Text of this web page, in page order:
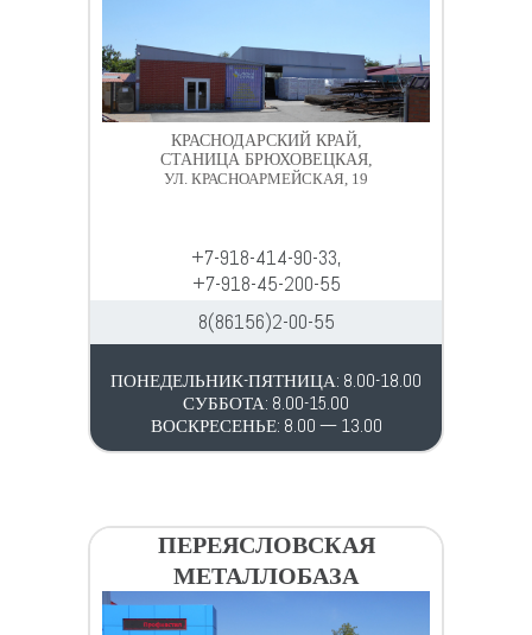
КРАСНОДАРСКИЙ КРАЙ,
СТАНИЦА БРЮХОВЕЦКАЯ,
УЛ. КРАСНОАРМЕЙСКАЯ, 19
+7-918-414-90-33,
+7-918-45-200-55
8(86156)2-00-55
ПОНЕДЕЛЬНИК-ПЯТНИЦА: 8.00-18.00
СУББОТА: 8.00-15.00
ВОСКРЕСЕНЬЕ: 8.00 — 13.00
ПЕРЕЯСЛОВСКАЯ
МЕТАЛЛОБАЗА